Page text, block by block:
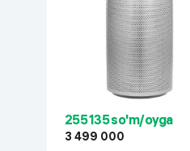
255 135 so'm/oyga
3 499 000